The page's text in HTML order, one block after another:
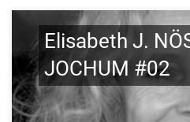
Elisabeth J.
JOCHUM #02